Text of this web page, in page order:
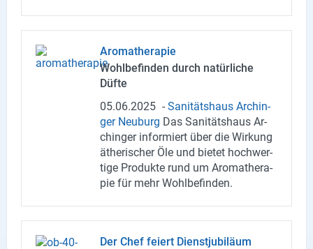
Aro­ma­the­ra­pie
Wohl­be­fin­den durch na­tür­li­che
Düfte
05.06.2025 - Sa­ni­täts­haus Ar­chin­
ger Neu­burg Das Sa­ni­täts­haus Ar­
chin­ger in­for­miert über die Wir­kung
äthe­ri­scher Öle und bie­tet hoch­wer­
ti­ge Pro­duk­te rund um Aro­ma­the­ra­
pie für mehr Wohl­be­fin­den.
Der Chef fei­ert Dienst­ju­bi­lä­um